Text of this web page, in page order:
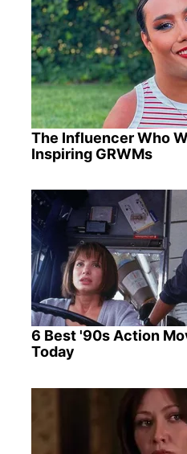
The Influencer Who
Inspiring GRWMs
6 Best '90s Action
Today